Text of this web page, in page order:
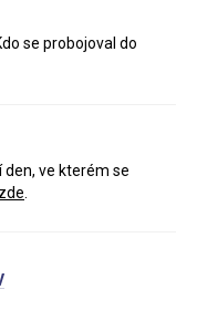
se probojoval do
den, ve kterém se
zde